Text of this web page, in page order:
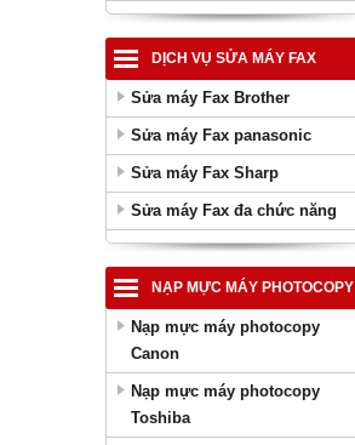
DỊCH VỤ SỬA MÁY FAX
Sửa máy Fax Brother
Sửa máy Fax panasonic
Sửa máy Fax Sharp
Sửa máy Fax đa chức năng
NẠP MỰC MÁY PHOTOCOPY
Nạp mực máy photocopy
Canon
Nạp mực máy photocopy
Toshiba